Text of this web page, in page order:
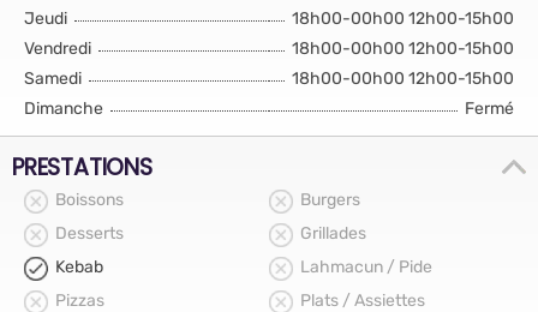
Jeudi
18h00-00h00 12h00-15h00
Vendredi
18h00-00h00 12h00-15h00
Samedi
18h00-00h00 12h00-15h00
Dimanche
Fermé
PRESTATIONS
Boissons
Burgers
Desserts
Grillades
Kebab
Lahmacun / Pide
Pizzas
Plats / Assiettes